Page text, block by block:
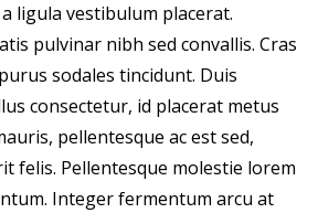
ligula vestibulum placerat.
pulvinar nibh sed convallis. Cras
sodales tincidunt. Duis
consectetur, id placerat metus
pellentesque ac est sed,
felis. Pellentesque molestie lorem
Integer fermentum arcu at